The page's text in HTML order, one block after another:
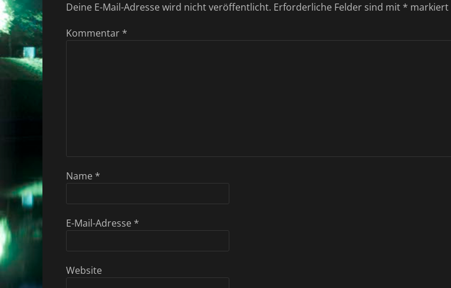
Deine E-Mail-Adresse wird nicht veröffentlicht. Erforderliche Felder sind mit * markiert
Kommentar *
Name *
E-Mail-Adresse *
Website